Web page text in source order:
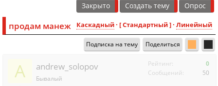
Закрыто Создать тему Опрос
Каскадный· [ Стандартный ] · Линейный
продам манеж
Подписка на тему Поделиться
A andrew_solopov
Бывалый
Рейтинг:
0
Сообщений:
50